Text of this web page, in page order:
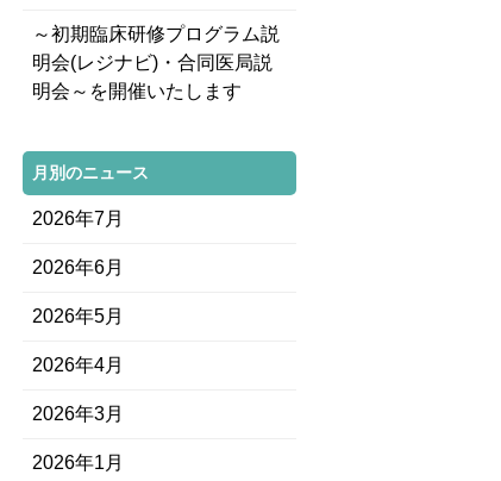
～初期臨床研修プログラム説
明会(レジナビ)・合同医局説
明会～を開催いたします
月別のニュース
2026年7月
2026年6月
2026年5月
2026年4月
2026年3月
2026年1月